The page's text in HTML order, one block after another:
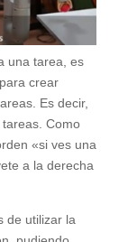
una tarea, es
crear
Es decir,
Como
«si ves una
a la derecha
de utilizar la